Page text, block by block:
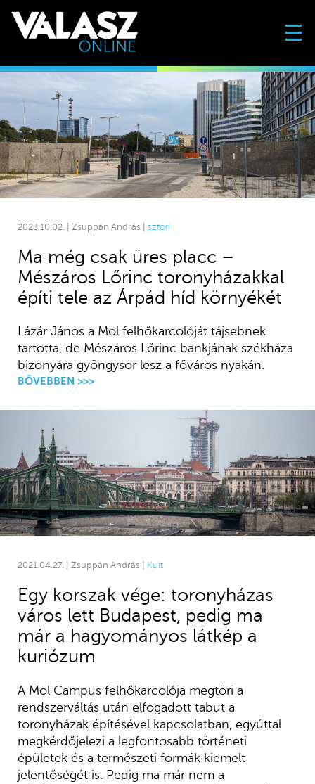
☰
2023.10.02. | Zsuppán András | sztori
Ma még csak üres placc –
Mészáros Lőrinc toronyházakkal
építi tele az Árpád híd környékét
Lázár János a Mol felhőkarcolóját tájsebnek
tartotta, de Mészáros Lőrinc bankjának székháza
bizonyára gyöngysor lesz a főváros nyakán.
BŐVEBBEN >>>
2021.04.27. | Zsuppán András | Kult
Egy korszak vége: toronyházas
város lett Budapest, pedig ma
már a hagyományos látkép a
kuriózum
A Mol Campus felhőkarcolója megtöri a
rendszerváltás után elfogadott tabut a
toronyházak építésével kapcsolatban, egyúttal
megkérdőjelezi a legfontosabb történeti
épületek és a természeti formák kiemelt
jelentőségét is. Pedig ma már nem a